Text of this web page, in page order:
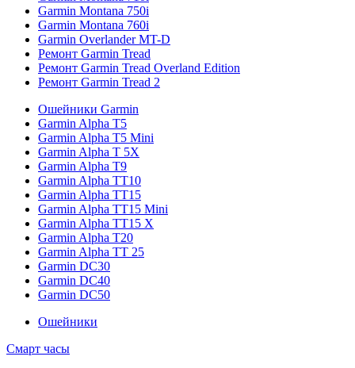
Garmin Montana 750i
Garmin Montana 760i
Garmin Overlander MT-D
Ремонт Garmin Tread
Ремонт Garmin Tread Overland Edition
Ремонт Garmin Tread 2
Ошейники Garmin
Garmin Alpha T5
Garmin Alpha T5 Mini
Garmin Alpha T 5X
Garmin Alpha T9
Garmin Alpha TT10
Garmin Alpha TT15
Garmin Alpha TT15 Mini
Garmin Alpha TT15 X
Garmin Alpha T20
Garmin Alpha TT 25
Garmin DC30
Garmin DC40
Garmin DC50
Ошейники
Смарт часы